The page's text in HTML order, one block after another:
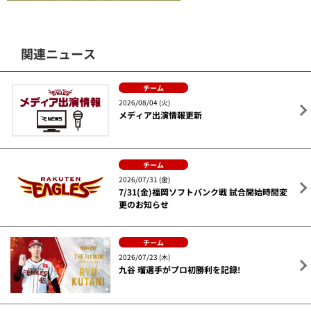
関連ニュース
チーム
2026/08/04 (火)
メディア出演情報更新
チーム
2026/07/31 (金)
7/31(金)福岡ソフトバンク戦 試合開始時間変
更のお知らせ
チーム
2026/07/23 (木)
九谷 瑠選手がプロ初勝利を記録!